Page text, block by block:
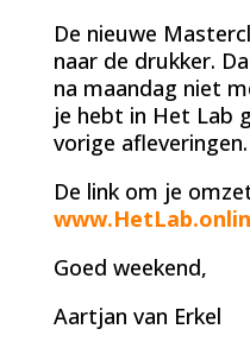
De nieuwe
naar de drukker.
na maandag niet
je hebt in Het Lab
vorige afleveringen.
De link om je
Goed weekend,
Aartjan van Erkel